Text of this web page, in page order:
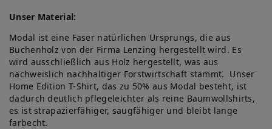
Unser Material:
Modal ist eine Faser natürlichen Ursprungs, die aus
Buchenholz von der Firma Lenzing hergestellt wird. Es
wird ausschließlich aus Holz hergestellt, was aus
nachweislich nachhaltiger Forstwirtschaft stammt. Unser
Home Edition T-Shirt, das zu 50% aus Modal besteht, ist
dadurch deutlich pflegeleichter als reine Baumwollshirts,
es ist strapazierfähiger, saugfähiger und bleibt lange
farbecht.